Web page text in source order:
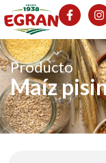
Producto
Maíz